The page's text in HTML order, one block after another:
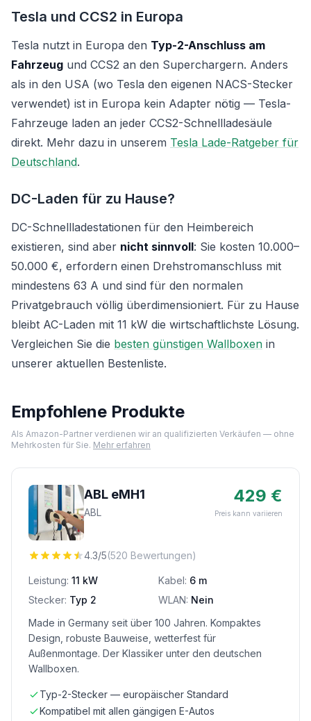
Tesla und CCS2 in Europa
Tesla nutzt in Europa den Typ-2-Anschluss am
Fahrzeug und CCS2 an den Superchargern. Anders
als in den USA (wo Tesla den eigenen NACS-Stecker
verwendet) ist in Europa kein Adapter nötig — Tesla-
Fahrzeuge laden an jeder CCS2-Schnellladesäule
direkt. Mehr dazu in unserem Tesla Lade-Ratgeber für
Deutschland.
DC-Laden für zu Hause?
DC-Schnellladestationen für den Heimbereich
existieren, sind aber nicht sinnvoll: Sie kosten 10.000–
50.000 €, erfordern einen Drehstromanschluss mit
mindestens 63 A und sind für den normalen
Privatgebrauch völlig überdimensioniert. Für zu Hause
bleibt AC-Laden mit 11 kW die wirtschaftlichste Lösung.
Vergleichen Sie die besten günstigen Wallboxen in
unserer aktuellen Bestenliste.
Empfohlene Produkte
Als Amazon-Partner verdienen wir an qualifizierten Verkäufen — ohne
Mehrkosten für Sie. Mehr erfahren
ABL eMH1
ABL
429 €
Preis kann variieren
4.3/5(520 Bewertungen)
Leistung: 11 kW Kabel: 6 m
Stecker: Typ 2 WLAN: Nein
Made in Germany seit über 100 Jahren. Kompaktes
Design, robuste Bauweise, wetterfest für
Außenmontage. Der Klassiker unter den deutschen
Wallboxen.
Typ-2-Stecker — europäischer Standard
Kompatibel mit allen gängigen E-Autos